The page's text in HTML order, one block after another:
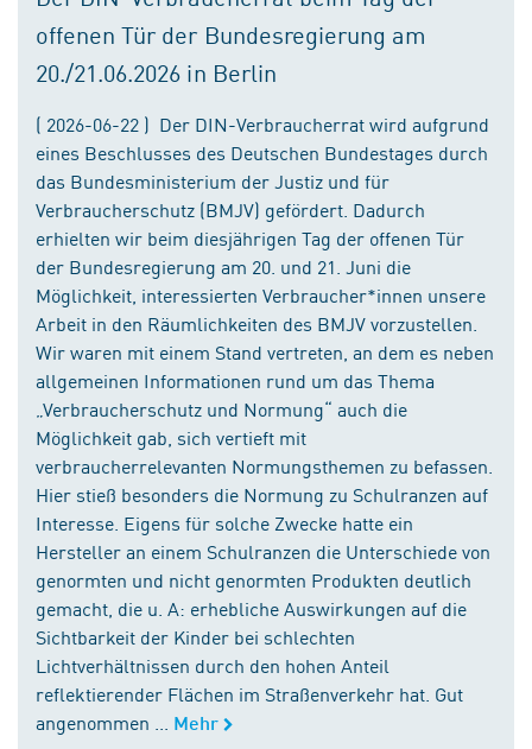
offenen Tür der Bundesregierung am
20./21.06.2026 in Berlin
( 2026-06-22 ) Der DIN-Verbraucherrat wird aufgrund
eines Beschlusses des Deutschen Bundestages durch
das Bundesministerium der Justiz und für
Verbraucherschutz (BMJV) gefördert. Dadurch
erhielten wir beim diesjährigen Tag der offenen Tür
der Bundesregierung am 20. und 21. Juni die
Möglichkeit, interessierten Verbraucher*innen unsere
Arbeit in den Räumlichkeiten des BMJV vorzustellen.
Wir waren mit einem Stand vertreten, an dem es neben
allgemeinen Informationen rund um das Thema
„Verbraucherschutz und Normung“ auch die
Möglichkeit gab, sich vertieft mit
verbraucherrelevanten Normungsthemen zu befassen.
Hier stieß besonders die Normung zu Schulranzen auf
Interesse. Eigens für solche Zwecke hatte ein
Hersteller an einem Schulranzen die Unterschiede von
genormten und nicht genormten Produkten deutlich
gemacht, die u. A: erhebliche Auswirkungen auf die
Sichtbarkeit der Kinder bei schlechten
Lichtverhältnissen durch den hohen Anteil
reflektierender Flächen im Straßenverkehr hat. Gut
angenommen ...
Mehr